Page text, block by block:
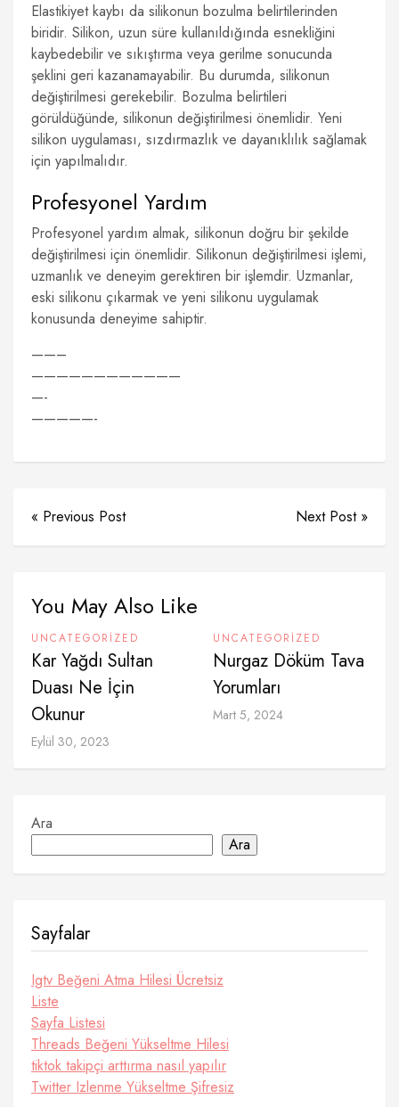
Elastikiyet kaybı da silikonun bozulma belirtilerinden
biridir. Silikon, uzun süre kullanıldığında esnekliğini
kaybedebilir ve sıkıştırma veya gerilme sonucunda
şeklini geri kazanamayabilir. Bu durumda, silikonun
değiştirilmesi gerekebilir. Bozulma belirtileri
görüldüğünde, silikonun değiştirilmesi önemlidir. Yeni
silikon uygulaması, sızdırmazlık ve dayanıklılık sağlamak
için yapılmalıdır.
Profesyonel Yardım
Profesyonel yardım almak, silikonun doğru bir şekilde
değiştirilmesi için önemlidir. Silikonun değiştirilmesi işlemi,
uzmanlık ve deneyim gerektiren bir işlemdir. Uzmanlar,
eski silikonu çıkarmak ve yeni silikonu uygulamak
konusunda deneyime sahiptir.
——–
————————————
—-
—————-
« Previous Post Next Post »
You May Also Like
UNCATEGORIZED
Kar Yağdı Sultan
Duası Ne İçin
Okunur
Eylül 30, 2023
UNCATEGORIZED
Nurgaz Döküm Tava
Yorumları
Mart 5, 2024
Ara
Ara
Sayfalar
Igtv Beğeni Atma Hilesi Ücretsiz
Liste
Sayfa Listesi
Threads Beğeni Yükseltme Hilesi
tiktok takipçi arttırma nasıl yapılır
Twitter Izlenme Yükseltme Şifresiz